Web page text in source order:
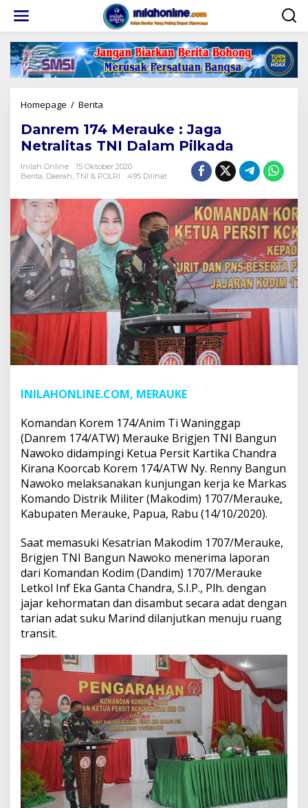
konten
Homepage / Berita
Merauke
:
Jaga
Netralitas
TNI
Pilkada
Danrem 174 Merauke : Jaga
Netralitas TNI Dalam Pilkada
Inilah Online
15 Oktober 2020
Berita Daerah TNI & POLRI 495 Dilihat
INILAHONLINE.COM, MERAUKE
Komandan Korem 174/Anim Ti Waninggap
(Danrem 174/ATW) Merauke Brigjen TNI Bangun
Nawoko didampingi Ketua Persit Kartika Chandra
Kirana Koorcab Korem 174/ATW Ny. Renny Bangun
Nawoko melaksanakan kunjungan kerja ke Markas
Komando Distrik Militer (Makodim) 1707/Merauke,
Kabupaten Merauke, Papua, Rabu (14/10/2020).
Saat memasuki Kesatrian Makodim 1707/Merauke,
Brigjen TNI Bangun Nawoko menerima laporan
dari Komandan Kodim (Dandim) 1707/Merauke
Letkol Inf Eka Ganta Chandra, S.I.P., Plh. dengan
jajar kehormatan dan disambut secara adat dengan
tarian adat suku Marind dilanjutkan menuju ruang
transit.